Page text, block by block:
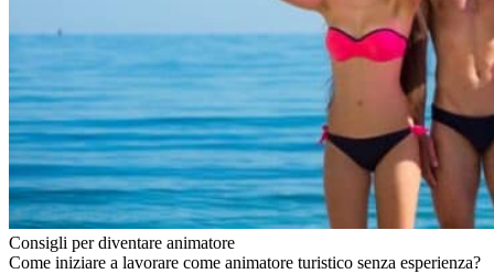
Consigli per diventare animatore
Come iniziare a lavorare come animatore turistico senza esperienza?